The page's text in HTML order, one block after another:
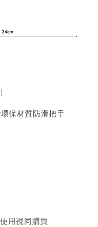
保材質防滑把手
用視同購買